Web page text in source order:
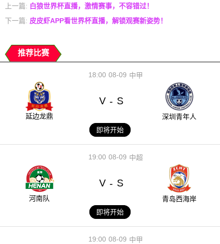
上一篇: 白狼世界杯直播，激情赛事，不容错过！
下一篇: 皮皮虾APP看世界杯直播，解锁观赛新姿势！
推荐比赛
08-09
18:00 中甲
延边龙鼎
V - S
深圳青年人
即将开始
08-09
19:00 中超
河南队
V - S
青岛西海岸
即将开始
08-09
19:00 中甲